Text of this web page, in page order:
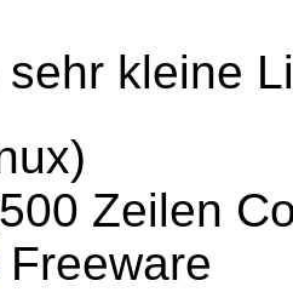
sehr kleine
Zeilen
Freeware